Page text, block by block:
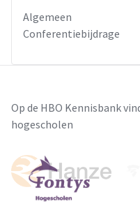
Algemeen
Conferentiebijdrage
Op de HBO Kennisbank
hogescholen